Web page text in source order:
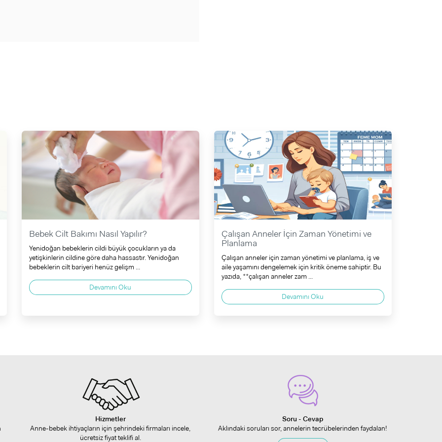
Bebek Cilt Bakımı Nasıl Yapılır?
Yenidoğan bebeklerin cildi büyük çocukların ya da
yetişkinlerin cildine göre daha hassastır. Yenidoğan
bebeklerin cilt bariyeri henüz gelişm ...
Devamını Oku
Çalışan Anneler İçin Zaman Yönetimi ve
Planlama
Çalışan anneler için zaman yönetimi ve planlama, iş ve
aile yaşamını dengelemek için kritik öneme sahiptir. Bu
yazıda, **çalışan anneler zam ...
Devamını Oku
Hizmetler
Anne-bebek ihtiyaçların için şehrindeki firmaları incele,
ücretsiz fiyat teklifi al.
Soru - Cevap
Aklındaki soruları sor, annelerin tecrübelerinden faydalan!